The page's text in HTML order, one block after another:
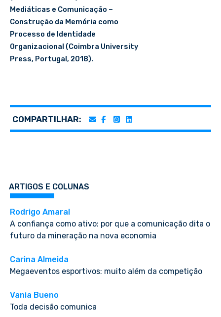
Mediáticas e Comunicação –
Construção da Memória como
Processo de Identidade
Organizacional (Coimbra University
Press, Portugal, 2018).
COMPARTILHAR:
ARTIGOS E COLUNAS
Rodrigo Amaral
A confiança como ativo: por que a comunicação dita o
futuro da mineração na nova economia
Carina Almeida
Megaeventos esportivos: muito além da competição
Vania Bueno
Toda decisão comunica